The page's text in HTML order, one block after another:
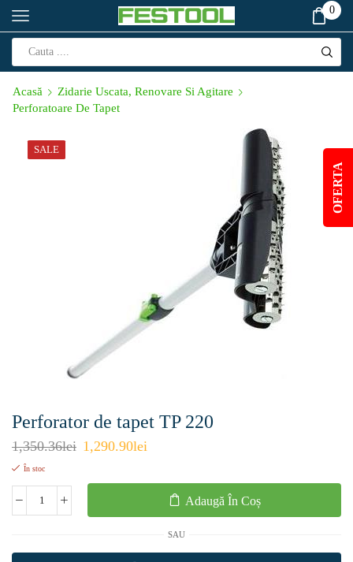
0
Acasă
Zidarie Uscata, Renovare Si Agitare
Perforatoare De Tapet
SALE
Perforator de tapet TP 220
1,350.36lei 1,290.90lei
În stoc
Adaugă În Coș
SAU
OFERTA